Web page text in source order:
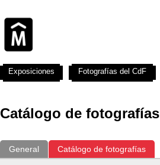
Catálogo de fotografías
General Catálogo de fotografías
Exposiciones Fotografías del CdF